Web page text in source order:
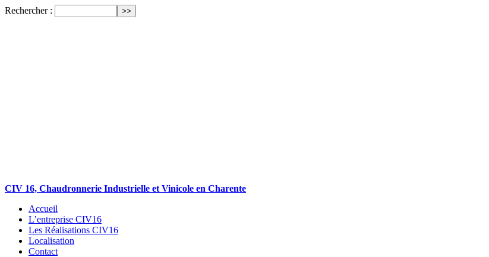
Rechercher :
CIV 16, Chaudronnerie Industrielle et Vinicole en Charente
Accueil
L’entreprise CIV16
Les Réalisations CIV16
Localisation
Contact